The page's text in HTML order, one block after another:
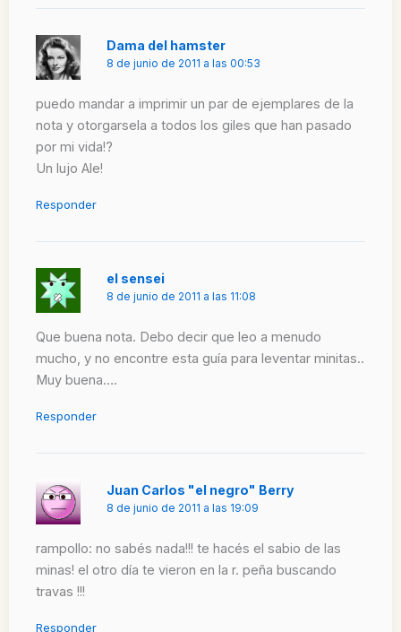
Dama del hamster
8 de junio de 2011 a las 00:53
puedo mandar a imprimir un par de ejemplares de la
nota y otorgarsela a todos los giles que han pasado
por mi vida!?
Un lujo Ale!
Responder
el sensei
8 de junio de 2011 a las 11:08
Que buena nota. Debo decir que leo a menudo
mucho, y no encontre esta guía para leventar minitas..
Muy buena….
Responder
Juan Carlos "el negro" Berry
8 de junio de 2011 a las 19:09
rampollo: no sabés nada!!! te hacés el sabio de las
minas! el otro día te vieron en la r. peña buscando
travas !!!
Responder